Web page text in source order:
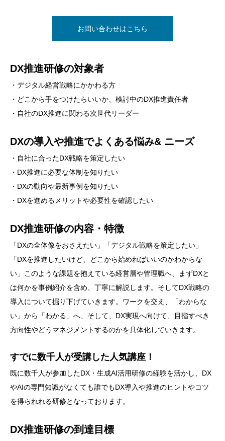
お問い合わせはこちら
DX推進研修の対象者
・デジタル経営戦略にかかわる方
・どこから手をつけたらいいか、検討中のDX推進責任者
・自社のDX推進に関わる次世代リーダー
DXの導入や推進でよくある悩み& ニーズ
・自社に合ったDX戦略を策定したい
・DX推進に必要な体制を知りたい
・DXの動向や最新事例を知りたい
・DXを進めるメリットや必要性を確認したい
DX推進研修の内容・特徴
「DXの全体像をおさえたい」「デジタル戦略を策定したい」
「DXを推進したいけど、どこから始めればいいのかわからな
い」このような課題を抱えている経営層や管理職へ、まずDXと
は何かを事例紹介を含め、丁寧に解説します。そしてDX戦略の
導入について掘り下げていきます。ワークを交え、「わからな
い」から「わかる」へ、そして、DX実現へ向けて、目指すべき
方向性やどうマネジメントするのかを具体化していきます。
すでに数千人が受講した人気講座！
既に数千人が参加したDX・生成AI活用研修の経験を活かし、DX
やAIの専門知識がなくても誰でもDX導入や推進のヒントやコツ
を得られれる研修となっております。
DX推進研修の到達目標